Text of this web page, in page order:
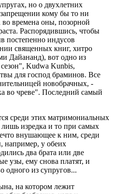
но о двухлетних
кому бы то ни
времена оны, позорной
Распорядившись, чтобы
постепенно индусов
священных книг, хитро
Дайананд), вот одно из
Kudwa Kunbis,
для господ браминов. Все
новобрачных, -
во чреве". Последний самый
среди этих матримониальных
изредка и то при самых
внушающее к ним, среди
например, у обеих
два брата или две
узы, ему снова платят, и
одного из супругов...
на котором лежит